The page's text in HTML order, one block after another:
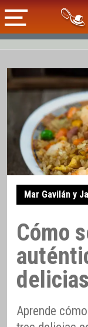
Mar Gavilán y
Cómo
Aprende